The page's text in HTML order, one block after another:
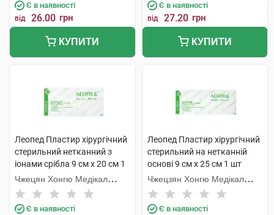
Є в наявності
від 26.00 грн
КУПИТИ
Є в наявності
від 27.20 грн
КУПИТИ
Леопед Пластир хірургічний
стерильний нетканний з
іонами срібла 9 см х 20 см 1
шт
Чжецян Хонгю Медікал
Коммодіті
Є в наявності
Леопед Пластир хірургічний
стерильний на нетканній
основі 9 см х 25 см 1 шт
Чжецзян Хонгю Медікал
Коммодіті
Є в наявності